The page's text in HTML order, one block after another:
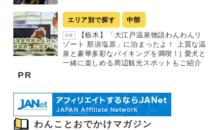
エリア別で探す 中部
PR
【栃木】「大江戸温泉物語わんわんリ
ゾート 那須塩原」に泊まったよ！ 上質な温
泉と豪華多彩なバイキングを満喫！| 愛犬と
一緒に楽しめる周辺観光スポットもご紹介
PR
わんことおでかけマガジン